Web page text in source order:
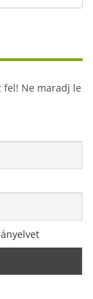
fel! Ne maradj le